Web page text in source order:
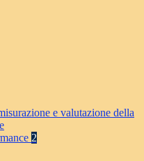
e valutazione della
2